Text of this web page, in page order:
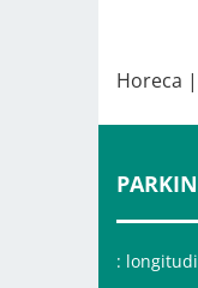
Horeca |
: